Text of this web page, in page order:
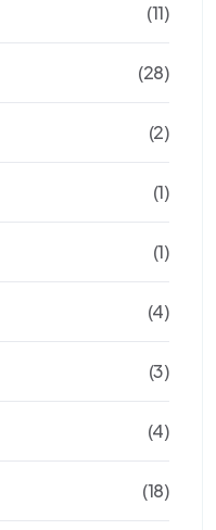
(11)
(28)
(2)
(1)
(1)
(4)
(3)
(4)
(18)